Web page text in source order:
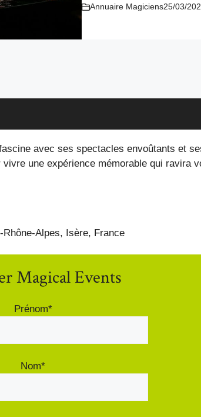
Annuaire Magiciens25/03/
avec ses spectacles envoûtants et
une expérience mémorable qui ravira
Rhône-Alpes, Isère, France
Magical Events
Prénom*
Nom*